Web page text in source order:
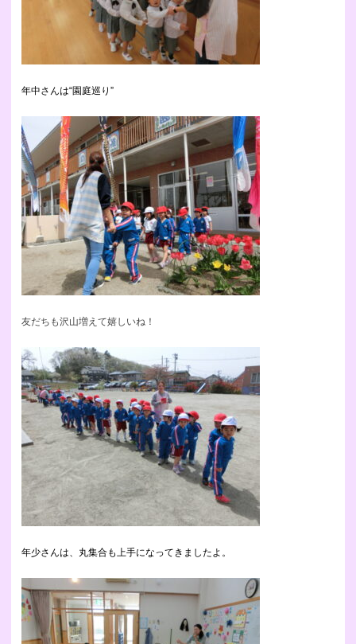
年中さんは“園庭巡り”
友だちも沢山増えて嬉しいね！
年少さんは、丸集合も上手になってきましたよ。